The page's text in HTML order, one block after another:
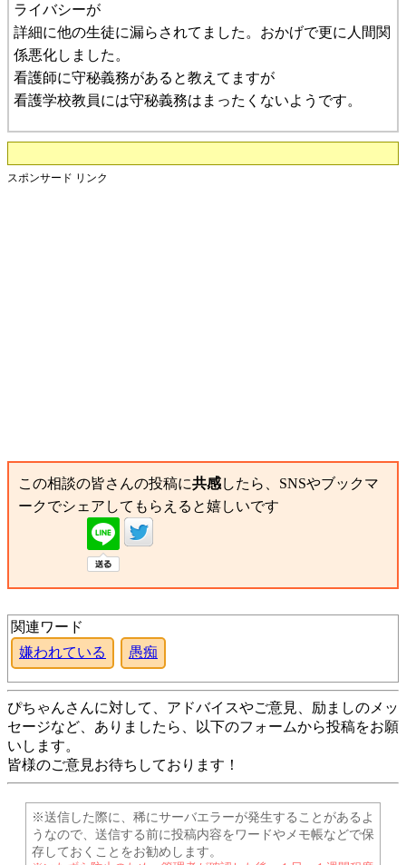
ライバシーが
詳細に他の生徒に漏らされてました。おかげで更に人間関
係悪化しました。
看護師に守秘義務があると教えてますが
看護学校教員には守秘義務はまったくないようです。
スポンサード リンク
この相談の皆さんの投稿に共感したら、SNSやブックマ
ークでシェアしてもらえると嬉しいです
関連ワード
嫌われている
愚痴
ぴちゃんさんに対して、アドバイスやご意見、励ましのメッ
セージなど、ありましたら、以下のフォームから投稿をお願
いします。
皆様のご意見お待ちしております！
※送信した際に、稀にサーバエラーが発生することがあるよ
うなので、送信する前に投稿内容をワードやメモ帳などで保
存しておくことをお勧めします。